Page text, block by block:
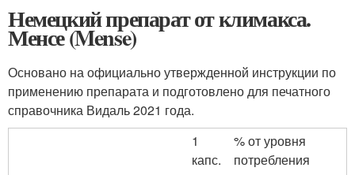
Немецкий препарат от климакса.
Менсе (Mense)
Основано на официально утвержденной инструкции по
применению препарата и подготовлено для печатного
справочника Видаль 2021 года.
1
капс.
% от уровня
потребления